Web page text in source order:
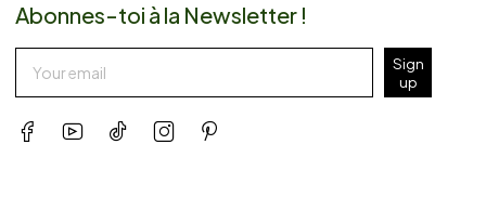
Abonnes-toi à la Newsletter !
Sign
up